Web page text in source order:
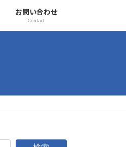
お問い合わせ
Contact